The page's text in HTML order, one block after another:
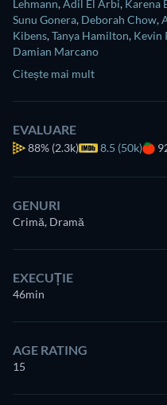
Lehmann,Adil El Arbi, Karena
Sunu Gonera, Deborah Chow,
Kibens,Tanya Hamilton, Kevin
Damian Marcano
Citește mai mult
EVALUARE
88% (2.3k) 8.5 (50k)
GENURI
Crimă, Dramă
EXECUȚIE
46min
AGE RATING
15